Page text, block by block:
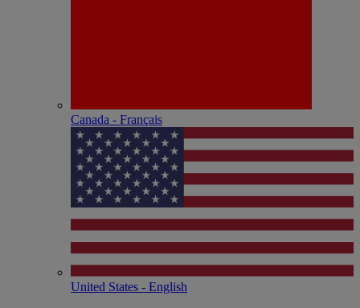
Canada - Français
United States - English